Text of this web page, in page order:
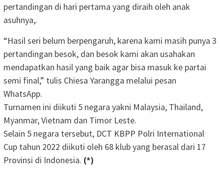
pertandingan di hari pertama yang diraih oleh anak
asuhnya,.
“Hasil seri belum berpengaruh, karena kami masih punya 3
pertandingan besok, dan besok kami akan usahakan
mendapatkan hasil yang baik agar bisa masuk ke partai
semi final,” tulis Chiesa Yarangga melalui pesan
WhatsApp.
Turnamen ini diikuti 5 negara yakni Malaysia, Thailand,
Myanmar, Vietnam dan Timor Leste.
Selain 5 negara tersebut, DCT KBPP Polri International
Cup tahun 2022 diikuti oleh 68 klub yang berasal dari 17
Provinsi di Indonesia. (*)